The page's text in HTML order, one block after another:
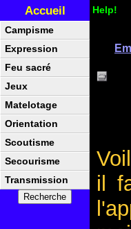
Accueil Help!
il
Campisme
Expression
Feu sacré
Jeux
Matelotage
Orientation
Scoutisme
Secourisme
Transmission